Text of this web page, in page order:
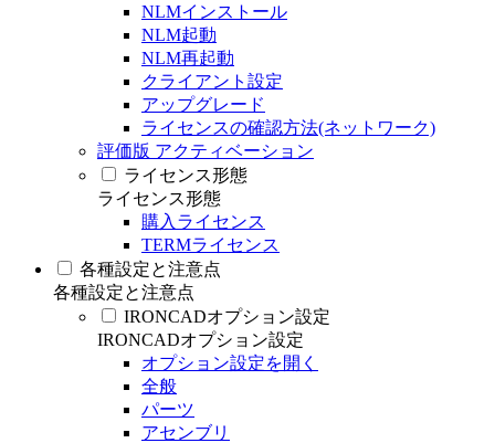
NLMインストール
NLM起動
NLM再起動
クライアント設定
アップグレード
ライセンスの確認方法(ネットワーク)
評価版 アクティベーション
ライセンス形態
ライセンス形態
購入ライセンス
TERMライセンス
各種設定と注意点
各種設定と注意点
IRONCADオプション設定
IRONCADオプション設定
オプション設定を開く
全般
パーツ
アセンブリ